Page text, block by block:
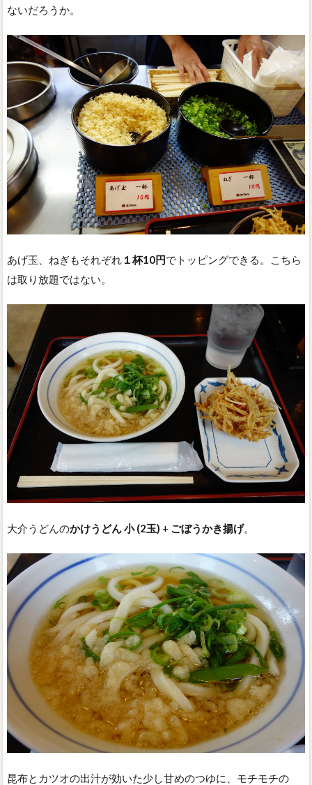
ないだろうか。
あげ玉、ねぎもそれぞれ １杯10円でトッピングできる。こちら
は取り放題ではない。
大介うどんのかけうどん 小 (2玉) + ごぼうかき揚げ。
昆布とカツオの出汁が効いた少し甘めのつゆに、モチモチの